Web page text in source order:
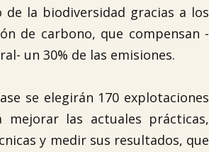
la biodiversidad gracias a los
de carbono, que compensan -
un 30% de las emisiones.
se elegirán 170 explotaciones
mejorar las actuales prácticas,
y medir sus resultados, que